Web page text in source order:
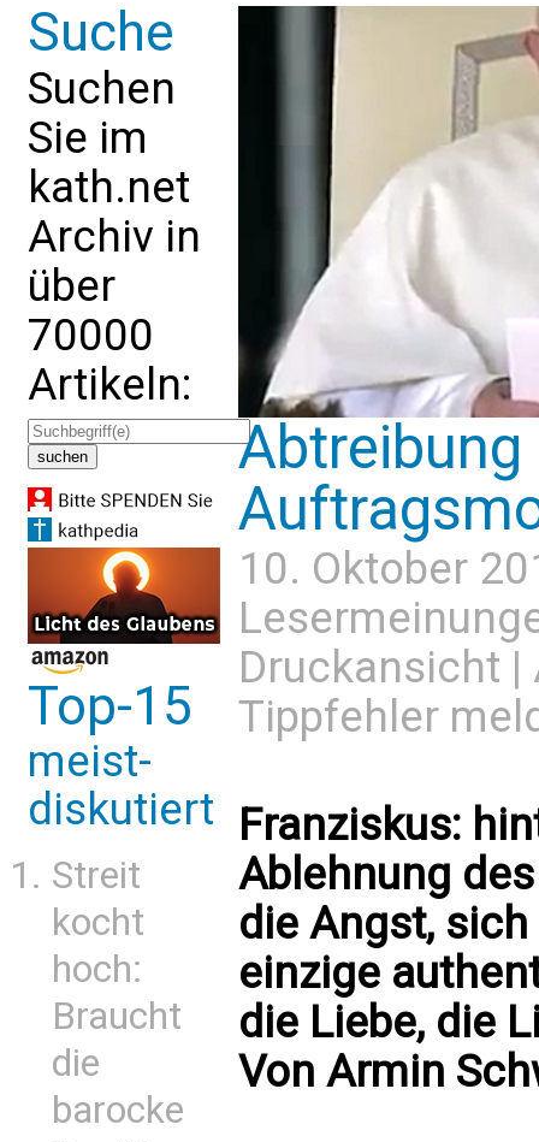
Suche
Suchen
Sie im
kath.net
Archiv in
über
70000
Artikeln:
Top-15
meist-
diskutiert
Streit
kocht
hoch:
Braucht
die
barocke
10. Oktober
Druckansicht |
Tippfehler
Franziskus:
Ablehnung
die Angst,
einzige
die Liebe, die
Von Armin